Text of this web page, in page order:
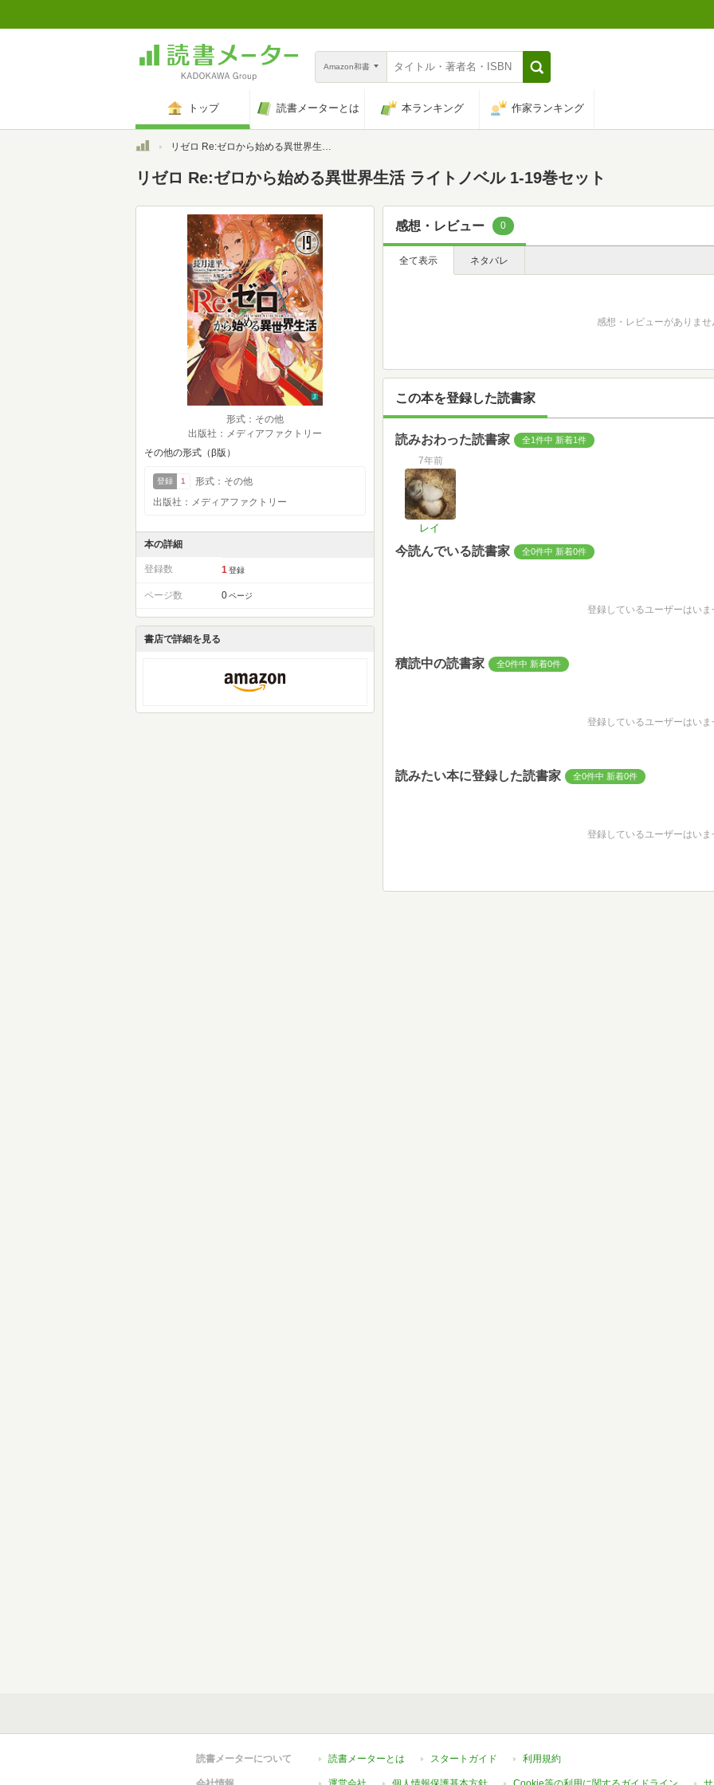
Amazon和書
トップ 読書メーターとは 本ランキング 作家ランキング
トップリゼロ Re:ゼロから始める異世界生活 ライトノベル 1-19巻セット
リゼロ Re:ゼロから始める異世界生活 ライトノベル 1-19巻セット
形式：その他
出版社：メディアファクトリー
その他の形式（β版）
登録 1
形式：その他
出版社：メディアファクトリー
本の詳細
登録数 1 登録
ページ数 0 ページ
書店で詳細を見る
感想・レビュー 0
全て表示 ネタバレ
感想・レビューがありませ
この本を登録した読書家
読みおわった読書家 全1件中 新着1件
7年前
レイ
今読んでいる読書家 全0件中 新着0件
登録しているユーザーはいま
積読中の読書家 全0件中 新着0件
登録しているユーザーはいま
読みたい本に登録した読書家 全0件中 新着0件
登録しているユーザーはいま
読書メーターについて 読書メーターとは スタートガイド 利用規約